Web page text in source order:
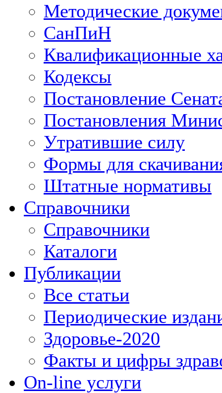
Методические
СанПиН
Квалификационные
Кодексы
Постановление
Постановления
Утратившие силу
Формы для
Штатные нормативы
Справочники
Справочники
Каталоги
Публикации
Все статьи
Периодические
Здоровье-2020
Факты и цифры
On-line услуги